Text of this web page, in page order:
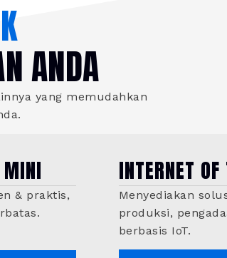
ANDA
yang memudahkan
& praktis,
INTERNET
Menyediakan
produksi,
berbasis IoT.